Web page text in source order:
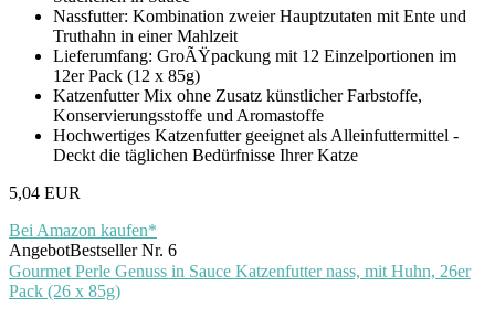
Nassfutter: Kombination zweier Hauptzutaten mit Ente und
Truthahn in einer Mahlzeit
Lieferumfang: GroÃŸpackung mit 12 Einzelportionen im
12er Pack (12 x 85g)
Katzenfutter Mix ohne Zusatz künstlicher Farbstoffe,
Konservierungsstoffe und Aromastoffe
Hochwertiges Katzenfutter geeignet als Alleinfuttermittel -
Deckt die täglichen Bedürfnisse Ihrer Katze
5,04 EUR
Bei Amazon kaufen*
AngebotBestseller Nr. 6
Gourmet Perle Genuss in Sauce Katzenfutter nass, mit Huhn, 26er
Pack (26 x 85g)